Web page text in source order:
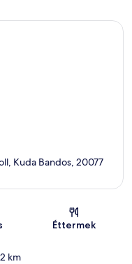
Kuda Bandos, 20077
Éttermek
km